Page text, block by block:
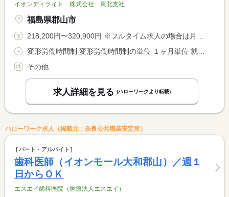
イオンディライト 株式会社 東北支社
福島県郡山市
218,200円〜320,900円 ※フルタイム求人の場合は月額（換算額）、パート求人の場合は時間額を表示しています。
変形労働時間制 変形労働時間制の単位 １ヶ月単位 就業時間１ 9時00分〜18時00分 就業時間に関する特記事項 ※業務によっては上記以外のシフトも発生いたします。
その他
求人詳細を見る (ハローワークより転載)
ハローワーク求人（掲載元：奈良公共職業安定所）
パート・アルバイト
歯科医師（イオンモール大和郡山）／週１
日からＯＫ
エスエイ歯科医院（医療法人エスエイ）